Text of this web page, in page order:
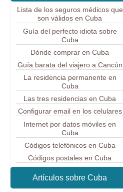
Lista de los seguros médicos que
son válidos en Cuba
Guía del perfecto idiota sobre
Cuba
Dónde comprar en Cuba
Guía barata del viajero a Cancún
La residencia permanente en
Cuba
Las tres residencias en Cuba
Configurar email en los celulares
Internet por datos móviles en
Cuba
Códigos telefónicos en Cuba
Códigos postales en Cuba
Artículos sobre Cuba